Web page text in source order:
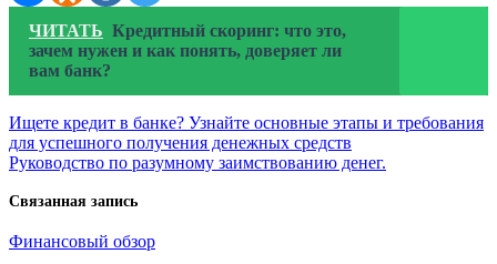
ЧИТАТЬ Кредитный скоринг: что это,
зачем нужен и как понять, доверяет ли
вам банк?
Навигация
по
Ищете кредит в банке? Узнайте основные этапы и требования
для успешного получения денежных средств
Руководство по разумному заимствованию денег.
Связанная запись
Финансовый обзор